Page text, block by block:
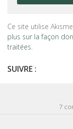
Ce site utilise
plus sur la façon
traitées.
SUIVRE :
7